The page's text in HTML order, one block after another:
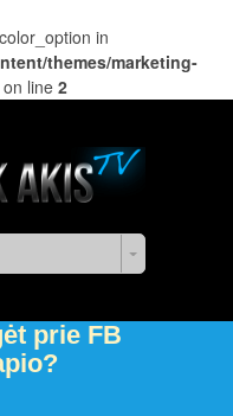
in
themes/marketing-
on line 2
prie FB